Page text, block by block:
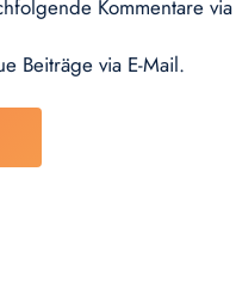
Kommentare via
Beiträge via E-Mail.